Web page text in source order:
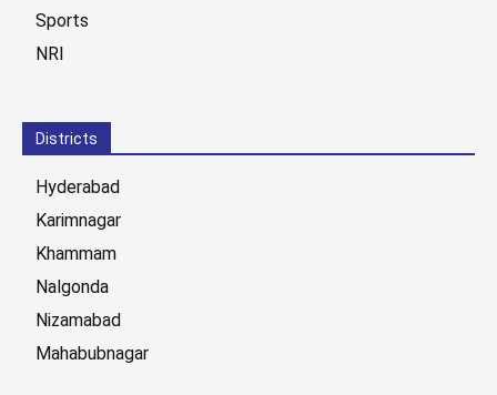
Sports
NRI
Districts
Hyderabad
Karimnagar
Khammam
Nalgonda
Nizamabad
Mahabubnagar